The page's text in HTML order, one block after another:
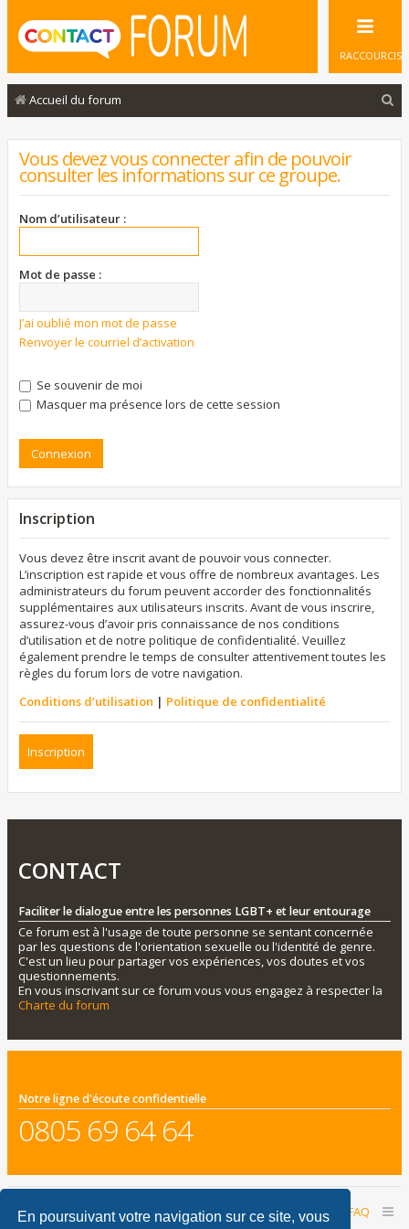
En poursuivant votre navigation sur ce site, vous
RACCOURCIS
Accueil du forum
Vous devez vous connecter afin de pouvoir
consulter les informations sur ce groupe.
Nom d’utilisateur :
Mot de passe :
J’ai oublié mon mot de passe
Renvoyer le courriel d’activation
Se souvenir de moi
Masquer ma présence lors de cette session
Inscription
Vous devez être inscrit avant de pouvoir vous connecter.
L’inscription est rapide et vous offre de nombreux avantages. Les
administrateurs du forum peuvent accorder des fonctionnalités
supplémentaires aux utilisateurs inscrits. Avant de vous inscrire,
assurez-vous d’avoir pris connaissance de nos conditions
d’utilisation et de notre politique de confidentialité. Veuillez
également prendre le temps de consulter attentivement toutes les
règles du forum lors de votre navigation.
Conditions d’utilisation | Politique de confidentialité
Inscription
CONTACT
Faciliter le dialogue entre les personnes LGBT+ et leur entourage
Ce forum est à l'usage de toute personne se sentant concernée
par les questions de l'orientation sexuelle ou l'identité de genre.
C'est un lieu pour partager vos expériences, vos doutes et vos
questionnements.
En vous inscrivant sur ce forum vous vous engagez à respecter la
Charte du forum
Notre ligne d'écoute confidentielle
0805 69 64 64
Accueil du forum FAQ
Nous contacter